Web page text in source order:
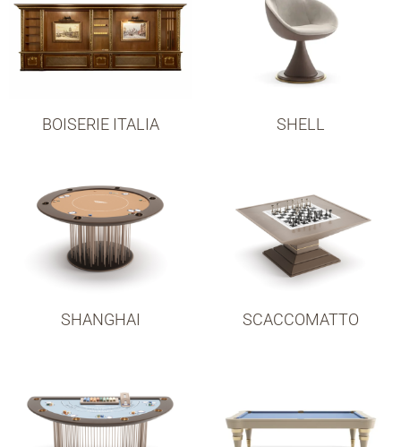
BOISERIE ITALIA SHELL
SHANGHAI SCACCOMATTO